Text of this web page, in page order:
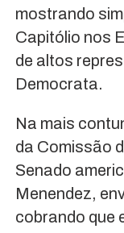
mostrando
Capitólio nos
de altos
Democrata.
Na mais
da Comissão
Senado
Menendez,
cobrando que